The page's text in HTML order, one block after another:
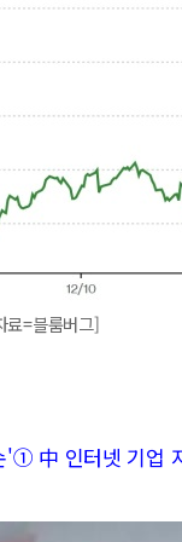
료=블룸버그]
'① 中 인터넷 기업